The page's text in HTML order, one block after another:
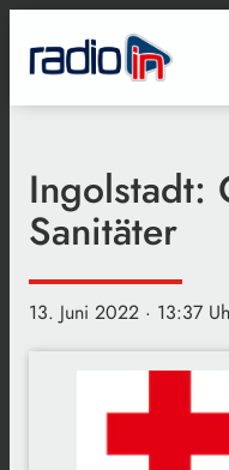
Ingolstadt:
Sanitäter
13. Juni 2022 · 13:37